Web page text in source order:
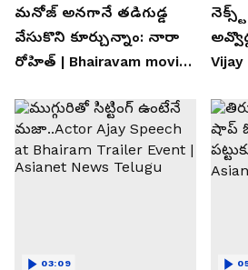
మనోజ్ అనగానే తడిగుడ్డ
వేసుకొని కూర్చున్నాం: నారా
రోహిత్ | Bhairavam movie |
Vijay
03:09